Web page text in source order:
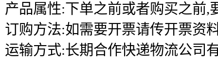
产品属性:下单之前或者购买之前
订购方法:如需要开票请传开票资
运输方式:长期合作快递物流公司